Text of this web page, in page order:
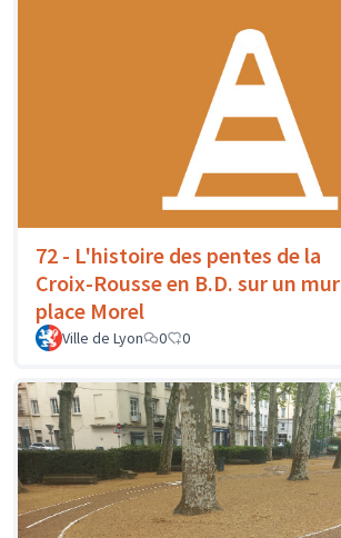
72 - L'histoire des pentes de la
Croix-Rousse en B.D. sur un mur
place Morel
Ville de Lyon 0 0